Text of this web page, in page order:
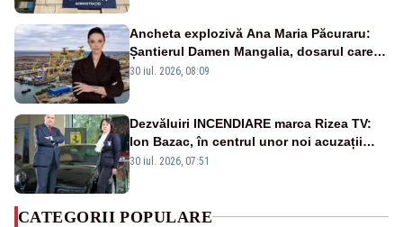
Ancheta explozivă Ana Maria Păcuraru:
Șantierul Damen Mangalia, dosarul care
scufundă apărarea României
30 iul. 2026, 08:09
Dezvăluiri INCENDIARE marca Rizea TV:
Ion Bazac, în centrul unor noi acuzații
publice
30 iul. 2026, 07:51
CATEGORII POPULARE